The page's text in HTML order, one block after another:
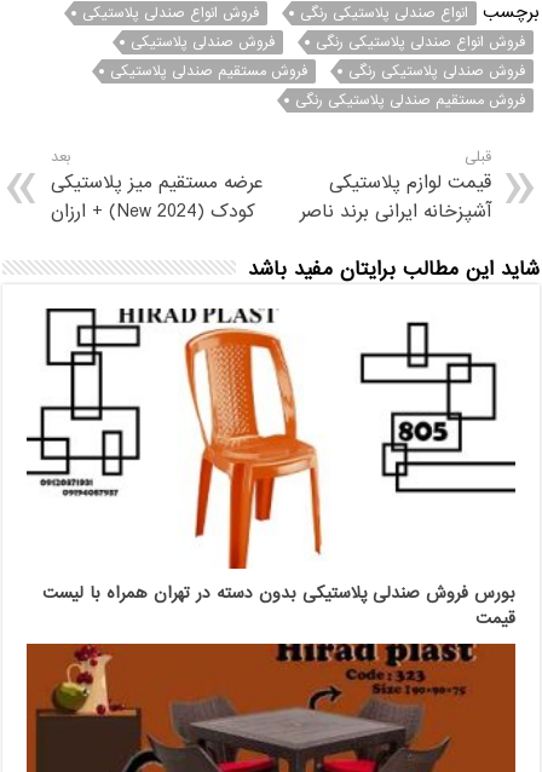
برچسب انواع صندلی پلاستیکی رنگی
فروش انواع صندلی پلاستیکی
فروش انواع صندلی پلاستیکی رنگی
فروش صندلی پلاستیکی
فروش صندلی پلاستیکی رنگی
فروش مستقیم صندلی پلاستیکی
فروش مستقیم صندلی پلاستیکی رنگی
قبلی
قیمت لوازم پلاستیکی
آشپزخانه ایرانی برند ناصر
بعد
عرضه مستقیم میز پلاستیکی
کودک (2024 New) + ارزان
شاید این مطالب برایتان مفید باشد
بورس فروش صندلی پلاستیکی بدون دسته در تهران همراه با لیست
قیمت